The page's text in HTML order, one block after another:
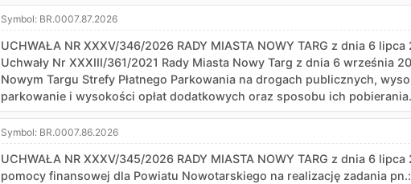
Symbol: BR.0007.87.2026
UCHWAŁA NR XXXV/346/2026 RADY MIASTA NOWY TARG z dnia 6
Uchwały Nr XXXIII/361/2021 Rady Miasta Nowy Targ z dnia 6 września
Nowym Targu Strefy Płatnego Parkowania na drogach publicznych,
parkowanie i wysokości opłat dodatkowych oraz sposobu ich pobierania.
Symbol: BR.0007.86.2026
UCHWAŁA NR XXXV/345/2026 RADY MIASTA NOWY TARG z dnia 6
pomocy finansowej dla Powiatu Nowotarskiego na realizację zadania